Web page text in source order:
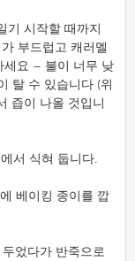
기 시작할 때까지
부드럽고 캐러멜
세요 – 불이 너무 낮
탈 수 있습니다 (위
즙이 나올 것입니
서 식혀 둡니다.
베이킹 종이를 깝
었다가 반죽으로